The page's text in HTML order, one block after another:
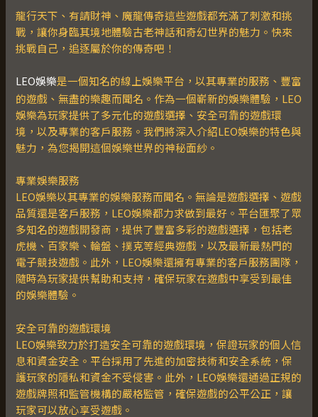
龍行天下、有請財神、魔龍傳奇這些遊戲都充滿了刺激和挑
戰，讓你身臨其境地體驗古老神話和奇幻世界的魅力。快來
挑戰自己，追逐屬於你的傳奇吧！
LEO娛樂是一個知名的線上娛樂平台，以其專業的服務、豐富
的遊戲、無盡的樂趣而聞名。作為一個嶄新的娛樂體驗，LEO
娛樂為玩家提供了多元化的遊戲選擇、安全可靠的遊戲環
境，以及專業的客戶服務。我們將深入介紹LEO娛樂的特色與
魅力，為您揭開這個娛樂世界的神秘面紗。
專業娛樂服務
LEO娛樂以其專業的娛樂服務而聞名。無論是遊戲選擇、遊戲
品質還是客戶服務，LEO娛樂都力求做到最好。平台匯聚了眾
多知名的遊戲開發商，提供了豐富多彩的遊戲選擇，包括老
虎機、百家樂、輪盤、撲克等經典遊戲，以及最新最熱門的
電子競技遊戲。此外，LEO娛樂還擁有專業的客戶服務團隊，
隨時為玩家提供幫助和支持，確保玩家在遊戲中享受到最佳
的娛樂體驗。
安全可靠的遊戲環境
LEO娛樂致力於打造安全可靠的遊戲環境，保證玩家的個人信
息和資金安全。平台採用了先進的加密技術和安全系統，保
護玩家的隱私和資金不受侵害。此外，LEO娛樂還通過正規的
遊戲牌照和監管機構的嚴格監管，確保遊戲的公平公正，讓
玩家可以放心享受遊戲。